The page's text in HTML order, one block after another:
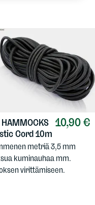
10,90 €
HAMMOCKS
Cord 10m
metriä 3,5 mm
kuminauhaa mm.
virittämiseen.